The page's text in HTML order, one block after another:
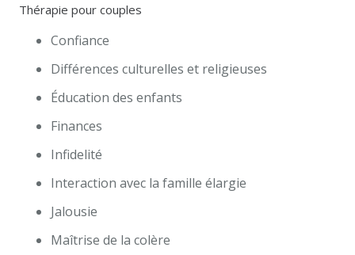
Thérapie pour couples
Confiance
Différences culturelles et religieuses
Éducation des enfants
Finances
Infidelité
Interaction avec la famille élargie
Jalousie
Maîtrise de la colère